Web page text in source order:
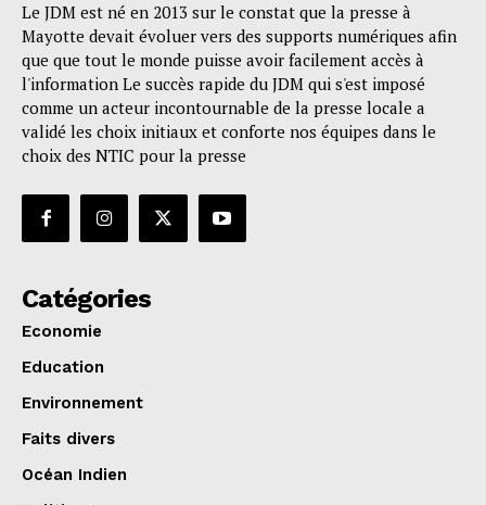
Le JDM est né en 2013 sur le constat que la presse à
Mayotte devait évoluer vers des supports numériques afin
que que tout le monde puisse avoir facilement accès à
l'information Le succès rapide du JDM qui s'est imposé
comme un acteur incontournable de la presse locale a
validé les choix initiaux et conforte nos équipes dans le
choix des NTIC pour la presse
Catégories
Economie
Education
Environnement
Faits divers
Océan Indien